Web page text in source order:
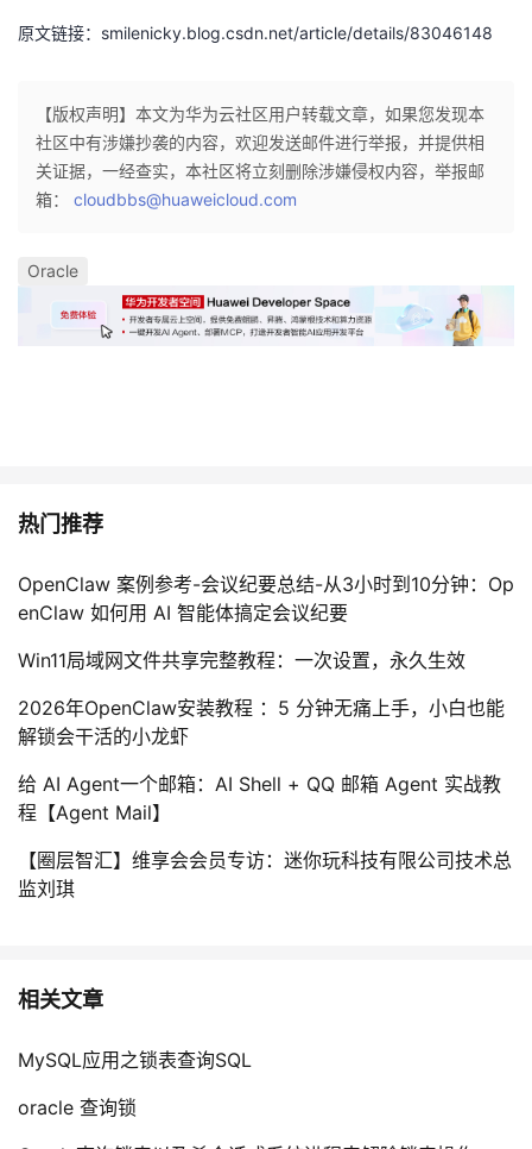
程
认
的
验
我
收
藏
支
声
议
原文链接：smilenicky.blog.csdn.net/article/details/83046148
【版权声明】本文为华为云社区用户转载文章，如果您发现本
社区中有涉嫌抄袭的内容，欢迎发送邮件进行举报，并提供相
关证据，一经查实，本社区将立刻删除涉嫌侵权内容，举报邮
箱： cloudbbs@huaweicloud.com
Oracle
热门推荐
OpenClaw 案例参考-会议纪要总结-从3小时到10分钟：Op
enClaw 如何用 AI 智能体搞定会议纪要
Win11局域网文件共享完整教程：一次设置，永久生效
2026年OpenClaw安装教程 ：5 分钟无痛上手，小白也能
解锁会干活的小龙虾
给 AI Agent一个邮箱：AI Shell + QQ 邮箱 Agent 实战教
程【Agent Mail】
【圈层智汇】维享会会员专访：迷你玩科技有限公司技术总
监刘琪
相关文章
MySQL应用之锁表查询SQL
oracle 查询锁